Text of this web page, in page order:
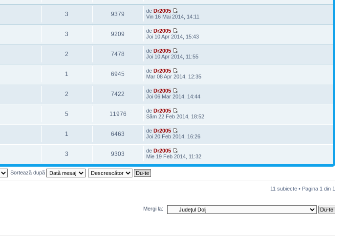
3 9379 deDr2005
Vin 16 Mai 2014, 14:11
3 9209 deDr2005
Joi 10 Apr 2014, 15:43
2 7478 deDr2005
Joi 10 Apr 2014, 11:55
1 6945 deDr2005
Mar 08 Apr 2014, 12:35
2 7422 deDr2005
Joi 06 Mar 2014, 14:44
5 11976 deDr2005
Sâm 22 Feb 2014, 18:52
1 6463 deDr2005
Joi 20 Feb 2014, 16:26
3 9303 deDr2005
Mie 19 Feb 2014, 11:32
Sortează după
11 subiecte • Pagina 1 din 1
Mergi la: